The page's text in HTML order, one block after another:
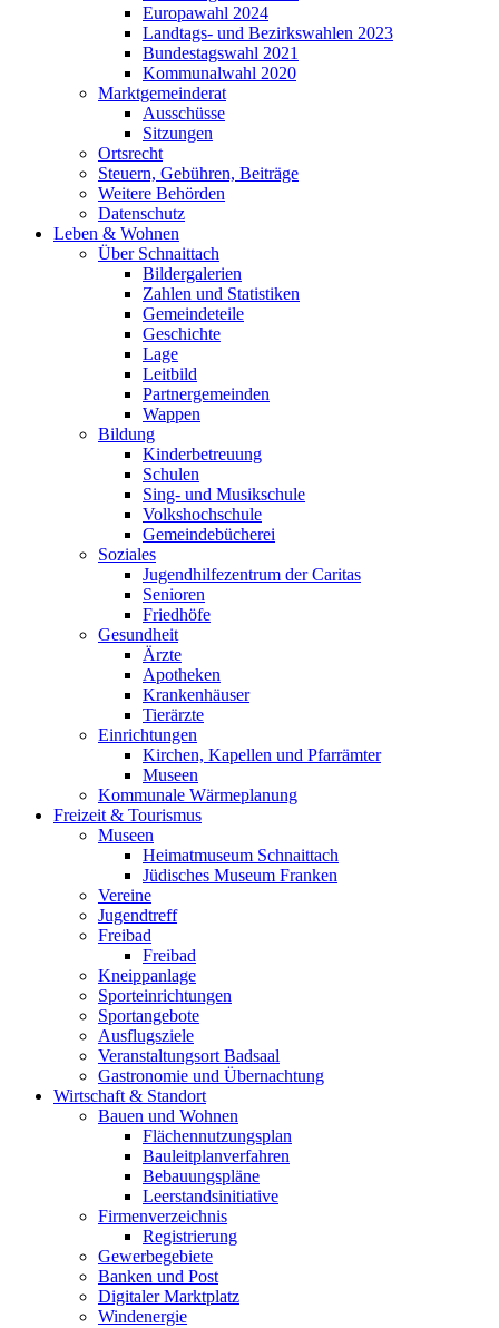
Europawahl 2024
Landtags- und Bezirkswahlen 2023
Bundestagswahl 2021
Kommunalwahl 2020
Marktgemeinderat
Ausschüsse
Sitzungen
Ortsrecht
Steuern, Gebühren, Beiträge
Weitere Behörden
Datenschutz
Leben & Wohnen
Über Schnaittach
Bildergalerien
Zahlen und Statistiken
Gemeindeteile
Geschichte
Lage
Leitbild
Partnergemeinden
Wappen
Bildung
Kinderbetreuung
Schulen
Sing- und Musikschule
Volkshochschule
Gemeindebücherei
Soziales
Jugendhilfezentrum der Caritas
Senioren
Friedhöfe
Gesundheit
Ärzte
Apotheken
Krankenhäuser
Tierärzte
Einrichtungen
Kirchen, Kapellen und Pfarrämter
Museen
Kommunale Wärmeplanung
Freizeit & Tourismus
Museen
Heimatmuseum Schnaittach
Jüdisches Museum Franken
Vereine
Jugendtreff
Freibad
Freibad
Kneippanlage
Sporteinrichtungen
Sportangebote
Ausflugsziele
Veranstaltungsort Badsaal
Gastronomie und Übernachtung
Wirtschaft & Standort
Bauen und Wohnen
Flächennutzungsplan
Bauleitplanverfahren
Bebauungspläne
Leerstandsinitiative
Firmenverzeichnis
Registrierung
Gewerbegebiete
Banken und Post
Digitaler Marktplatz
Windenergie